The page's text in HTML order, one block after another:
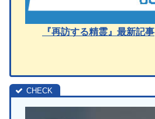
『再訪する精霊』最新記事